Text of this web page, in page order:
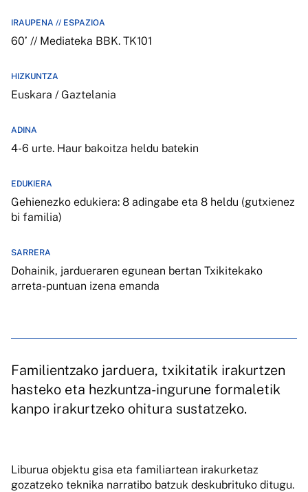
IRAUPENA // ESPAZIOA
60’ // Mediateka BBK. TK101
HIZKUNTZA
Euskara / Gaztelania
ADINA
4-6 urte. Haur bakoitza heldu batekin
EDUKIERA
Gehienezko edukiera: 8 adingabe eta 8 heldu (gutxienez
bi familia)
SARRERA
Dohainik, jardueraren egunean bertan Txikitekako
arreta-puntuan izena emanda
Familientzako jarduera, txikitatik irakurtzen
hasteko eta hezkuntza-ingurune formaletik
kanpo irakurtzeko ohitura sustatzeko.
Liburua objektu gisa eta familiartean irakurketaz
gozatzeko teknika narratibo batzuk deskubrituko ditugu.